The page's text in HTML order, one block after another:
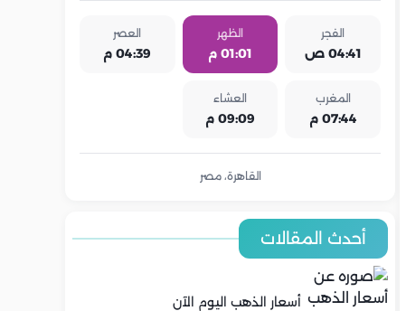
الفجر
04:41 ص
الظهر
01:01 م
العصر
04:39 م
المغرب
07:44 م
العشاء
09:09 م
القاهرة، مصر
أحدث المقالات
أسعار الذهب اليوم الآن